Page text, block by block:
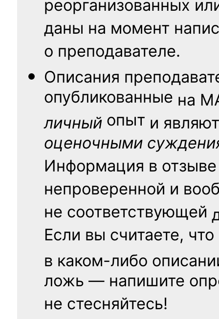
реорганизованных
даны на момент
о преподавателе.
Описания
опубликованные на
личный опыт и
оценочными
Информация в
непроверенной и
не соответствующей
Если вы считаете, что
в каком-либо
ложь — напишите
не стесняйтесь!